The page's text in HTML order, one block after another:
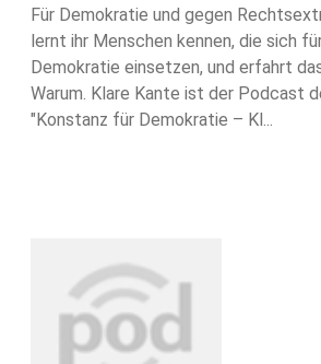
Für Demokratie und gegen
lernt ihr Menschen kennen, die sich
Demokratie einsetzen, und erfahrt
Warum. Klare Kante ist der Podcast
"Konstanz für Demo­kratie – Kl...